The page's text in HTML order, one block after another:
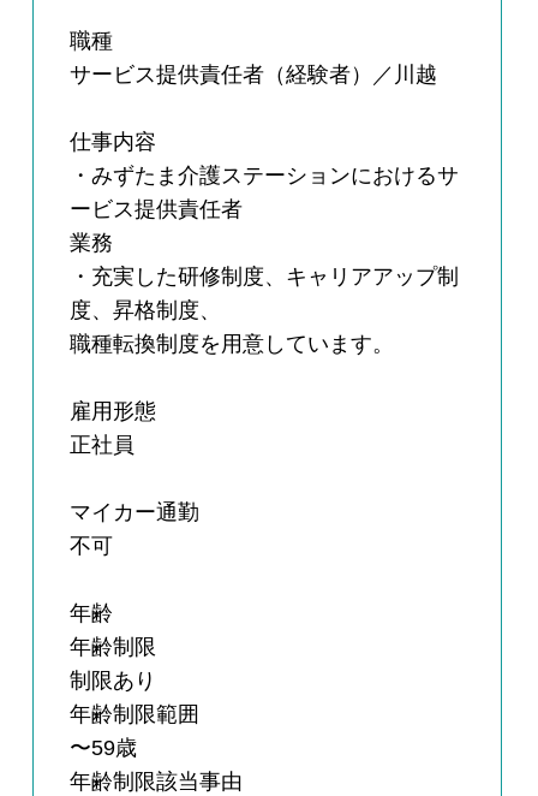
職種
サービス提供責任者（経験者）／川越
仕事内容
・みずたま介護ステーションにおけるサ
ービス提供責任者
業務
・充実した研修制度、キャリアアップ制
度、昇格制度、
職種転換制度を用意しています。
雇用形態
正社員
マイカー通勤
不可
年齢
年齢制限
制限あり
年齢制限範囲
〜59歳
年齢制限該当事由